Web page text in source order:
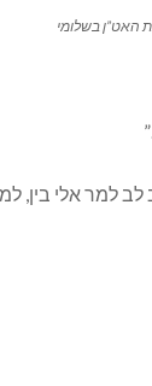
האט”ן בשלומי
למר אלי בין,